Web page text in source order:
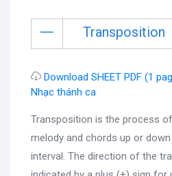
Transposition
Download SHEET PDF (1
Nhạc thánh ca
Transposition is the process
melody and chords up or
interval. The direction of the